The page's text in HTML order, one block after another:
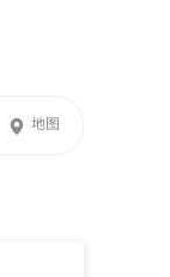
地图